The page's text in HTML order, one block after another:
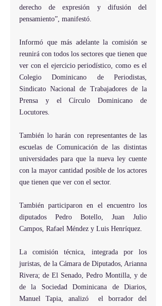
derecho de expresión y difusión del
pensamiento”, manifestó.
Informó que más adelante la comisión se
reunirá con todos los sectores que tienen que
ver con el ejercicio periodístico, como es el
Colegio Dominicano de Periodistas,
Sindicato Nacional de Trabajadores de la
Prensa y el Círculo Dominicano de
Locutores.
También lo harán con representantes de las
escuelas de Comunicación de las distintas
universidades para que la nueva ley cuente
con la mayor cantidad posible de los actores
que tienen que ver con el sector.
También participaron en el encuentro los
diputados Pedro Botello, Juan Julio
Campos, Rafael Méndez y Luis Henríquez.
La comisión técnica, integrada por los
juristas, de la Cámara de Diputados, Arianna
Rivera; de El Senado, Pedro Montilla, y de
de la Sociedad Dominicana de Diarios,
Manuel Tapia, analizó  el borrador del